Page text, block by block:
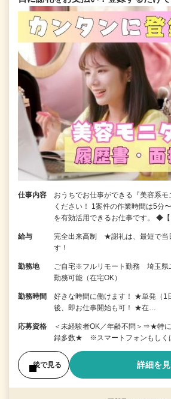
仕事内容
おうちでお仕事ができる『美容系
ください！ 1案件の作業時間は5分
を有効活用できるお仕事です。 ◆【
給与
完全出来高制 ★謝礼は、最短で当
す！
勤務地
ご自宅※フルリモート勤務 埼玉県
勤務可能（在宅OK）
勤務時間
好きな時間に働けます！ ★単発（1
後、即お仕事開始も可！ ★在…
応募資格
＜未経験者OK／年齢不問＞⇒★特
録多数★ ※スマートフォンもしく
後で見る 詳細を